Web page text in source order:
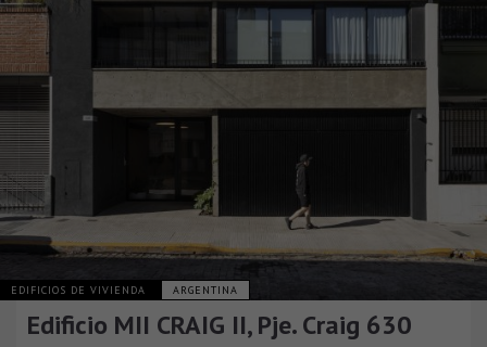
EDIFICIOS DE VIVIENDA ARGENTINA
Edificio MII CRAIG II, Pje. Craig 630